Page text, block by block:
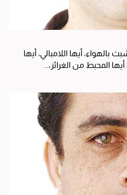
بالهواء، أيها اللامبالي، أيها
المحبط من الغرائز،...